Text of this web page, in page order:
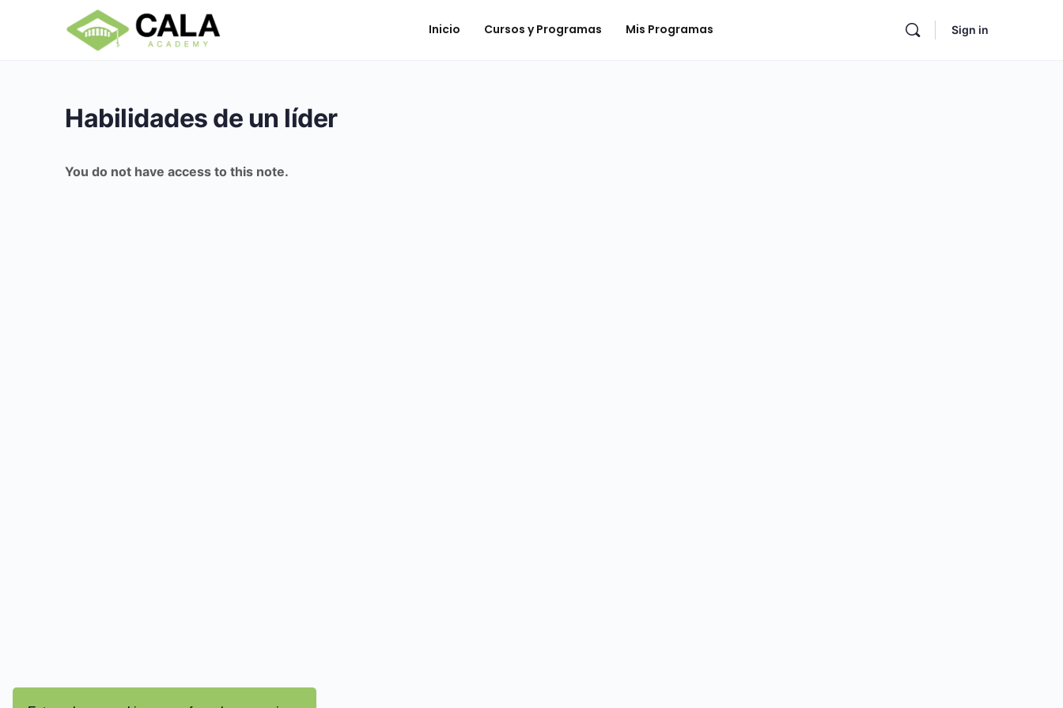
Inicio Cursos y Programas Mis Programas Sign in
Habilidades de un líder
You do not have access to this note.